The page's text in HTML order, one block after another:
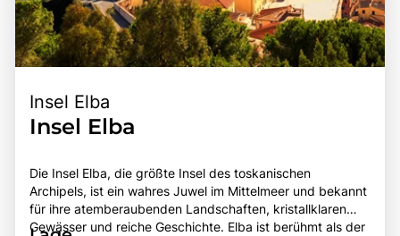
Insel Elba
Insel Elba
Die Insel Elba, die größte Insel des toskanischen
Archipels, ist ein wahres Juwel im Mittelmeer und bekannt
für ihre atemberaubenden Landschaften, kristallklaren
Gewässer und reiche Geschichte. Elba ist berühmt als der